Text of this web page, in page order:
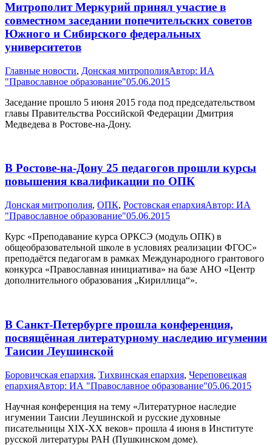
Митрополит Меркурий принял участие в
совместном заседании попечительских советов
Южного и Сибирского федеральных
университетов
Главные новости, Донская митрополияАвтор: ИА
"Православное образование"05.06.2015
Заседание прошло 5 июня 2015 года под председательством
главы Правительства Российской Федерации Дмитрия
Медведева в Ростове-на-Дону.
В Ростове-на-Дону 25 педагогов прошли курсы
повышения квалификации по ОПК
Донская митрополия, ОПК, Ростовская епархияАвтор: ИА
"Православное образование"05.06.2015
Курс «Преподавание курса ОРКСЭ (модуль ОПК) в
общеобразовательной школе в условиях реализации ФГОС»
преподаётся педагогам в рамках Международного грантового
конкурса «Православная инициатива» на базе АНО «Центр
дополнительного образования „Кириллица“».
В Санкт-Петербурге прошла конференция,
посвящённая литературному наследию игумении
Таисии Леушинской
Боровичская епархия, Тихвинская епархия, Череповецкая
епархияАвтор: ИА "Православное образование"05.06.2015
Научная конференция на тему «Литературное наследие
игумении Таисии Леушинской и русские духовные
писательницы XIX-XX веков» прошла 4 июня в Институте
русской литературы РАН (Пушкинском доме).